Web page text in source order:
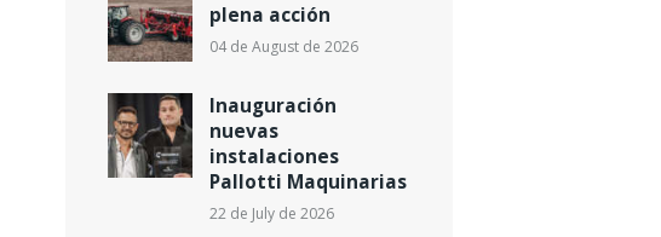
plena acción
04 de August de 2026
Inauguración
nuevas
instalaciones
Pallotti Maquinarias
22 de July de 2026